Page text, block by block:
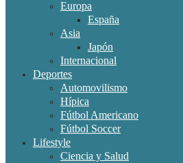
Europa
España
Asia
Japón
Internacional
Deportes
Automovilismo
Hípica
Fútbol Americano
Fútbol Soccer
Lifestyle
Ciencia y Salud